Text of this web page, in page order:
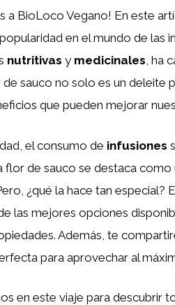
a BioLoco Vegano! En este
en el mundo de las
nutritivas y medicinales, ha
de sauco no solo es un deleite
que pueden mejorar
el consumo de infusiones
flor de sauco se destaca como
¿qué la hace tan especial?
las mejores opciones
Además, te
para aprovechar al
en este viaje para descubrir